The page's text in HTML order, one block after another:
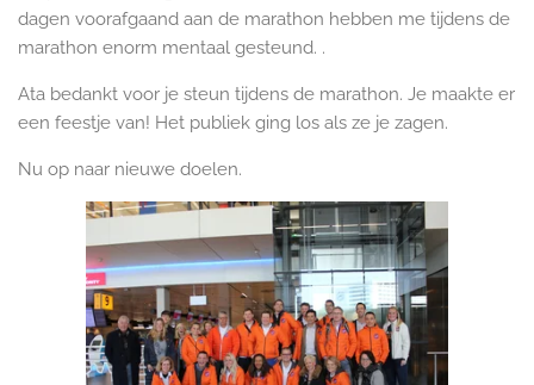
dagen voorafgaand aan de marathon hebben me tijdens de
marathon enorm mentaal gesteund. .
Ata bedankt voor je steun tijdens de marathon. Je maakte er
een feestje van! Het publiek ging los als ze je zagen.
Nu op naar nieuwe doelen.